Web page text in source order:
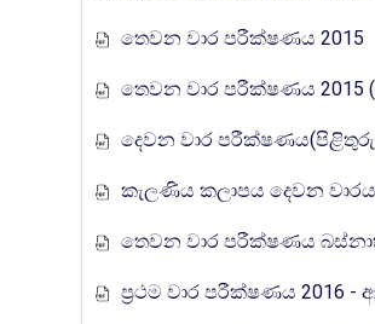
තෙවන වාර පරීක්ෂණය 2015
තෙවන වාර පරීක්ෂණය 2015
දෙවන වාර පරීක්ෂණය(පිළිතුරු පත්‍ර) -
කැලණිය කලාපය දෙවන වාරය I,II ප්‍රශ්න පත්‍ර
තෙවන වාර පරීක්ෂණය බස්නාහිර පළාත
ප්‍රථම වාර පරීක්ෂණය 2016 - ආනන්ද විද්‍යාලය, කොළඹ